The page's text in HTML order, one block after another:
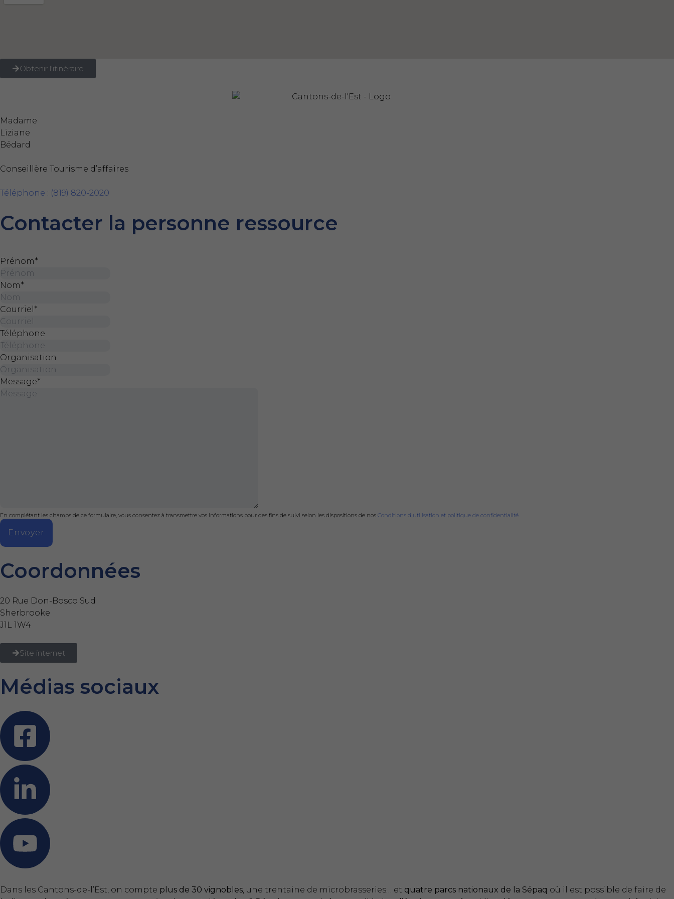
Obtenir l'itinéraire
Madame
Liziane
Bédard
Conseillère Tourisme d’affaires
Téléphone : (819) 820-2020
Contacter la personne ressource
Prénom*
Nom*
Courriel *
Téléphone
Organisation
Message*
En complétant les champs de ce formulaire, vous consentez à transmettre vos informations pour des fins de suivi selon les dispositions de nos Conditions d'utilisation et politique de confidentialité.
Envoyer
Coordonnées
20 Rue Don-Bosco Sud
Sherbrooke
J1L 1W4
Site internet
Médias sociaux
Dans les Cantons-de-l’Est, on compte plus de 30 vignobles, une trentaine de microbrasseries… et quatre parcs nationaux de la Sépaq où il est possible de faire de